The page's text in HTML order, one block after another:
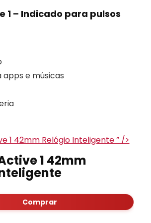
1 – Indicado para pulsos
e músicas
1 42mm Relógio Inteligente ” />
1 42mm
Comprar